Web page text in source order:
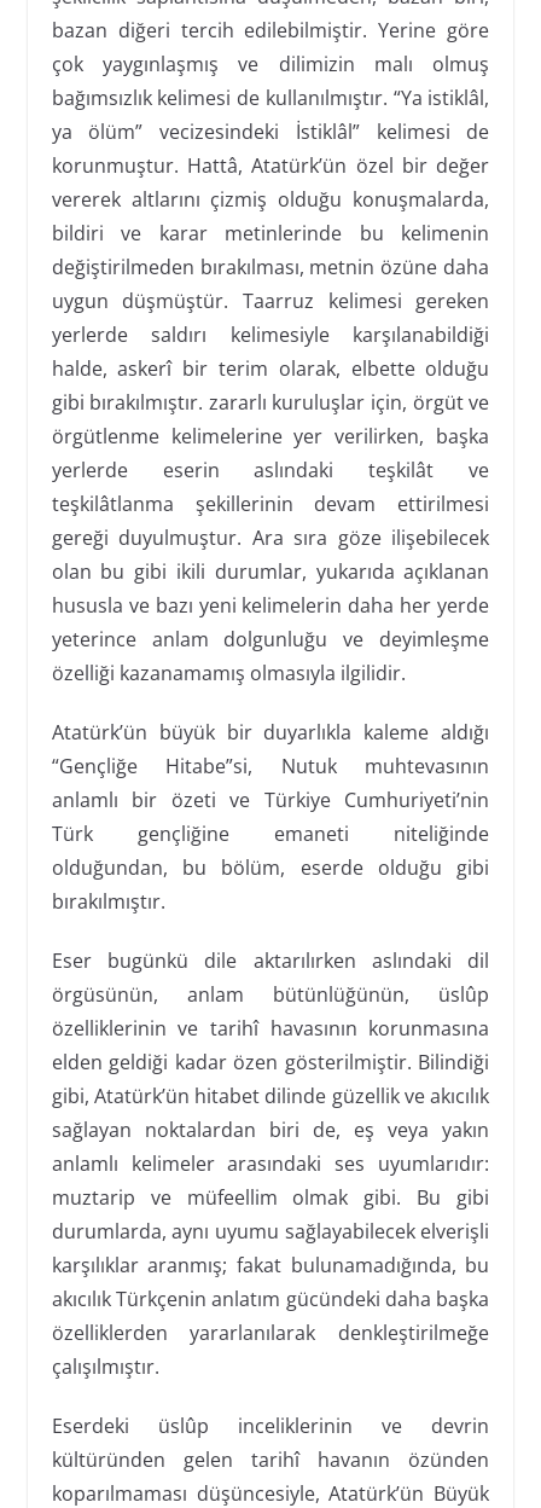
bazan diğeri tercih edilebilmiştir. Yerine göre
çok yaygınlaşmış ve dilimizin malı olmuş
bağımsızlık kelimesi de kullanılmıştır. “Ya istiklâl,
ya ölüm” vecizesindeki İstiklâl” kelimesi de
korunmuştur. Hattâ, Atatürk’ün özel bir değer
vererek altlarını çizmiş olduğu konuşmalarda,
bildiri ve karar metinlerinde bu kelimenin
değiştirilmeden bırakılması, metnin özüne daha
uygun düşmüştür. Taarruz kelimesi gereken
yerlerde saldırı kelimesiyle karşılanabildiği
halde, askerî bir terim olarak, elbette olduğu
gibi bırakılmıştır. zararlı kuruluşlar için, örgüt ve
örgütlenme kelimelerine yer verilirken, başka
yerlerde eserin aslındaki teşkilât ve
teşkilâtlanma şekillerinin devam ettirilmesi
gereği duyulmuştur. Ara sıra göze ilişebilecek
olan bu gibi ikili durumlar, yukarıda açıklanan
hususla ve bazı yeni kelimelerin daha her yerde
yeterince anlam dolgunluğu ve deyimleşme
özelliği kazanamamış olmasıyla ilgilidir.
Atatürk’ün büyük bir duyarlıkla kaleme aldığı
“Gençliğe Hitabe”si, Nutuk muhtevasının
anlamlı bir özeti ve Türkiye Cumhuriyeti’nin
Türk gençliğine emaneti niteliğinde
olduğundan, bu bölüm, eserde olduğu gibi
bırakılmıştır.
Eser bugünkü dile aktarılırken aslındaki dil
örgüsünün, anlam bütünlüğünün, üslûp
özelliklerinin ve tarihî havasının korunmasına
elden geldiği kadar özen gösterilmiştir. Bilindiği
gibi, Atatürk’ün hitabet dilinde güzellik ve akıcılık
sağlayan noktalardan biri de, eş veya yakın
anlamlı kelimeler arasındaki ses uyumlarıdır:
muztarip ve müfeellim olmak gibi. Bu gibi
durumlarda, aynı uyumu sağlayabilecek elverişli
karşılıklar aranmış; fakat bulunamadığında, bu
akıcılık Türkçenin anlatım gücündeki daha başka
özelliklerden yararlanılarak denkleştirilmeğe
çalışılmıştır.
Eserdeki üslûp inceliklerinin ve devrin
kültüründen gelen tarihî havanın özünden
koparılmaması düşüncesiyle, Atatürk’ün Büyük